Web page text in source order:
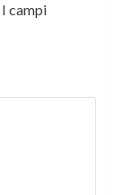
I campi